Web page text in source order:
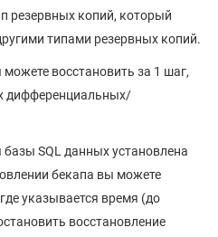
резервных копий, который
типами резервных копий.
восстановить за 1 шаг,
дифференциальных/
SQL данных установлена
бекапа вы можете
где указывается время (до
восстановление